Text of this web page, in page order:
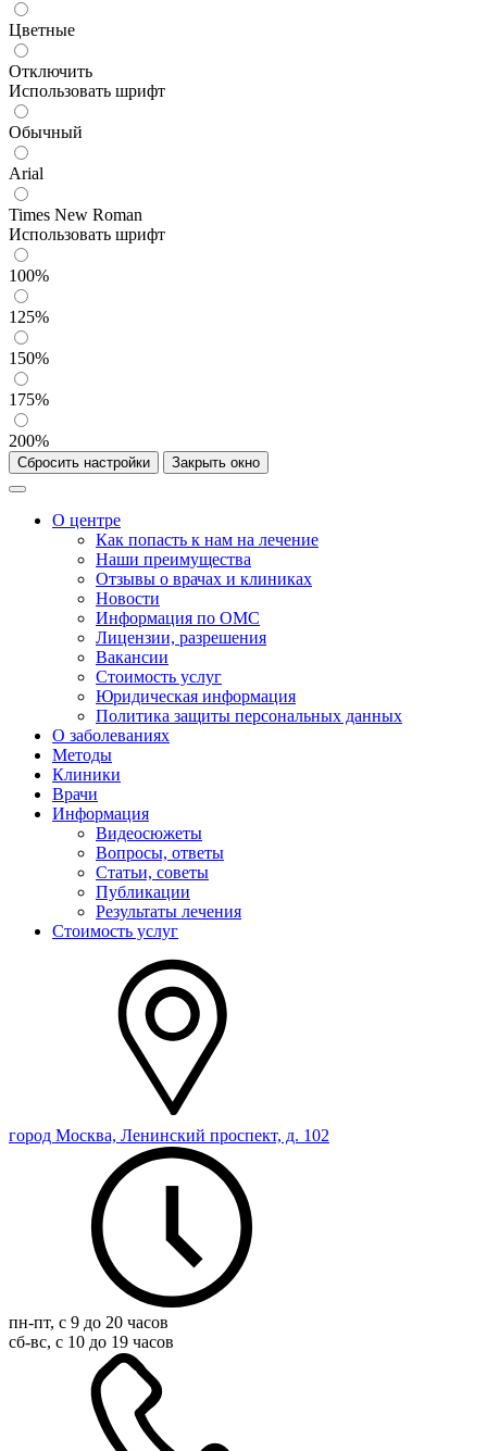
Цветные
Отключить
Использовать шрифт
Обычный
Arial
Times New Roman
Использовать шрифт
100%
125%
150%
175%
200%
Сбросить настройки Закрыть окно
О центре
Как попасть к нам на лечение
Наши преимущества
Отзывы о врачах и клиниках
Новости
Информация по ОМС
Лицензии, разрешения
Вакансии
Стоимость услуг
Юридическая информация
Политика защиты персональных данных
О заболеваниях
Методы
Клиники
Врачи
Информация
Видеосюжеты
Вопросы, ответы
Статьи, советы
Публикации
Результаты лечения
Стоимость услуг
город Москва, Ленинский проспект, д. 102
пн-пт, с 9 до 20 часов
сб-вс, с 10 до 19 часов